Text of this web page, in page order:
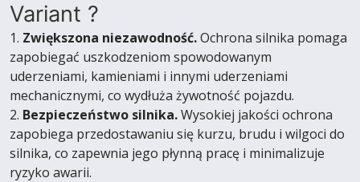
Variant ?
1. Zwiększona niezawodność.Ochrona silnika pomaga
zapobiegać uszkodzeniom spowodowanym
uderzeniami, kamieniami i innymi uderzeniami
mechanicznymi, co wydłuża żywotność pojazdu.
2. Bezpieczeństwo silnika.Wysokiej jakości ochrona
zapobiega przedostawaniu się kurzu, brudu i wilgoci do
silnika, co zapewnia jego płynną pracę i minimalizuje
ryzyko awarii.